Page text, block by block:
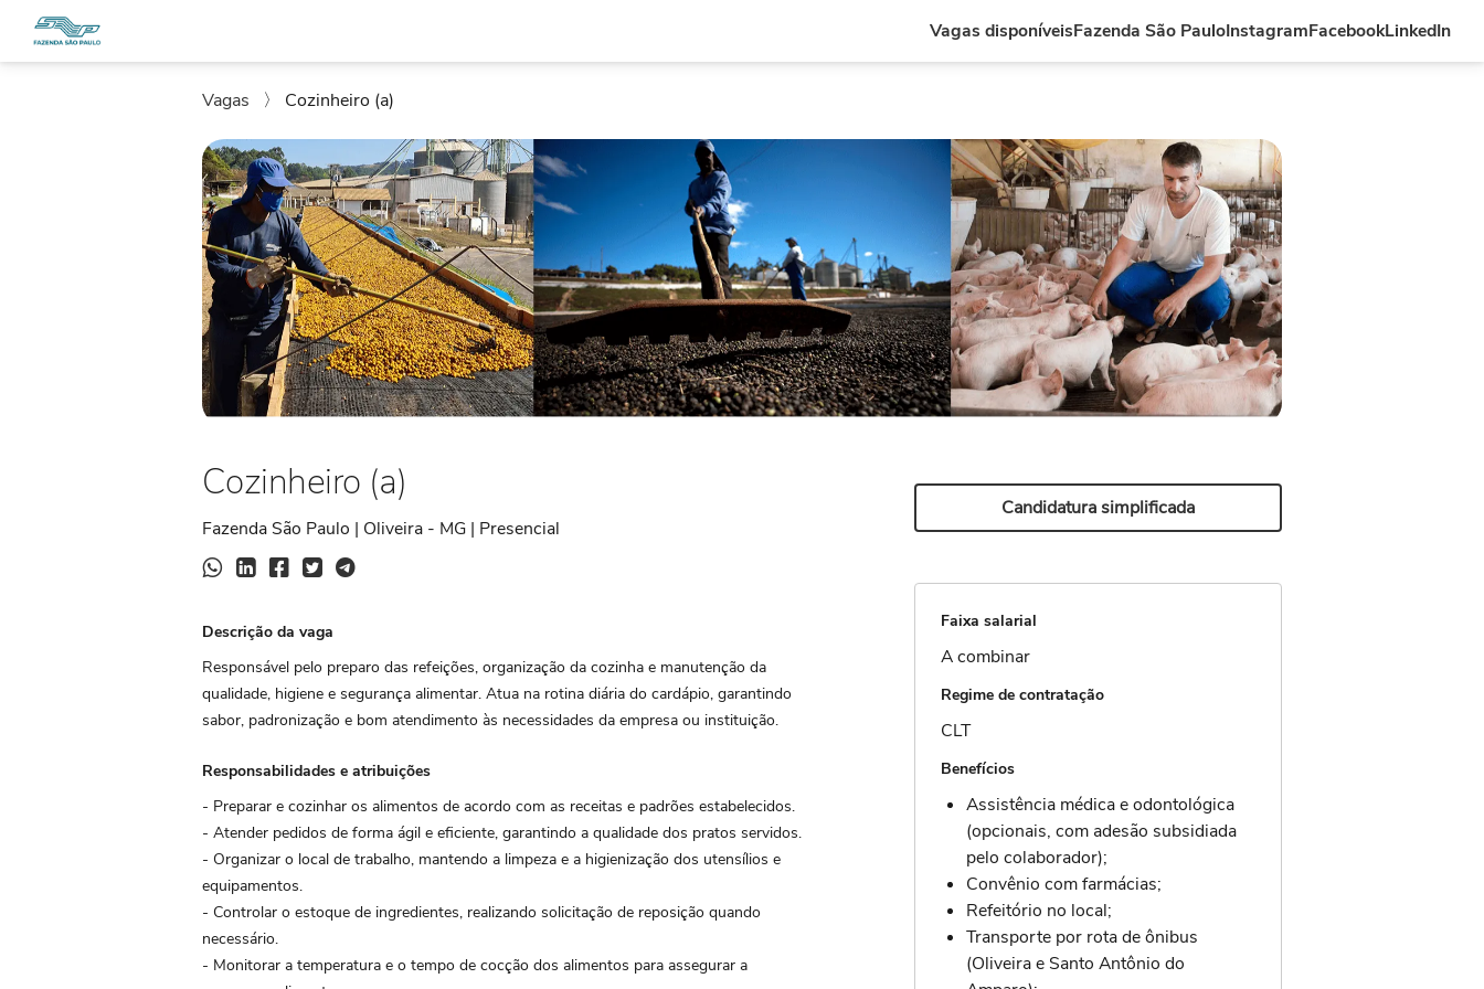
Vagas disponíveisFazenda São PauloInstagramFacebookLinkedIn
Vagas 〉 Cozinheiro (a)
Cozinheiro (a)
Fazenda São Paulo | Oliveira - MG | Presencial
Descrição da vaga
Responsável pelo preparo das refeições, organização da cozinha e manutenção da
qualidade, higiene e segurança alimentar. Atua na rotina diária do cardápio, garantindo
sabor, padronização e bom atendimento às necessidades da empresa ou instituição.
Responsabilidades e atribuições
- Preparar e cozinhar os alimentos de acordo com as receitas e padrões estabelecidos.
- Atender pedidos de forma ágil e eficiente, garantindo a qualidade dos pratos servidos.
- Organizar o local de trabalho, mantendo a limpeza e a higienização dos utensílios e
equipamentos.
- Controlar o estoque de ingredientes, realizando solicitação de reposição quando
necessário.
- Monitorar a temperatura e o tempo de cocção dos alimentos para assegurar a
Candidatura simplificada
Faixa salarial
A combinar
Regime de contratação
CLT
Benefícios
Assistência médica e odontológica
(opcionais, com adesão subsidiada
pelo colaborador);
Convênio com farmácias;
Refeitório no local;
Transporte por rota de ônibus
(Oliveira e Santo Antônio do